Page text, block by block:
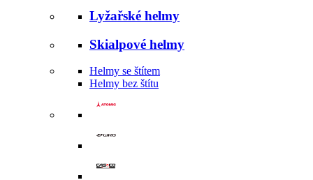
Lyžařské helmy
Skialpové helmy
Helmy se štítem
Helmy bez štítu